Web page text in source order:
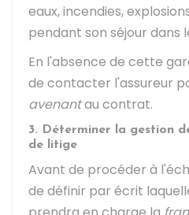
eaux, incendies,
pendant son séjour dans
En l'absence de cette
de contacter l'assureur
avenantau contrat.
3. Déterminer la gestion
de litige
Avant de procéder à
de définir par écrit